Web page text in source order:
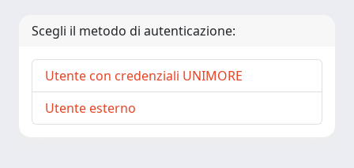
Scegli il metodo di autenticazione:
Utente con credenziali UNIMORE
Utente esterno